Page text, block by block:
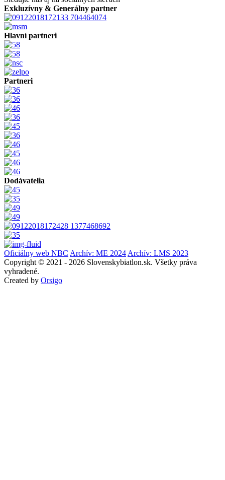
Exkluzívny & Generálny partner
Hlavní partneri
Partneri
Dodávatelia
Oficiálny web NBC Archív: ME 2024 Archív: LMS 2023
Copyright © 2021 - 2026 Slovenskybiatlon.sk. Všetky práva
vyhradené.
Created by Orsigo